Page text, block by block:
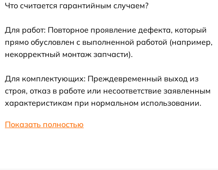
Что считается гарантийным случаем?
Для работ: Повторное проявление дефекта, который
прямо обусловлен с выполненной работой (например,
некорректный монтаж запчасти).
Для комплектующих: Преждевременный выход из
строя, отказ в работе или несоответствие заявленным
характеристикам при нормальном использовании.
Показать полностью